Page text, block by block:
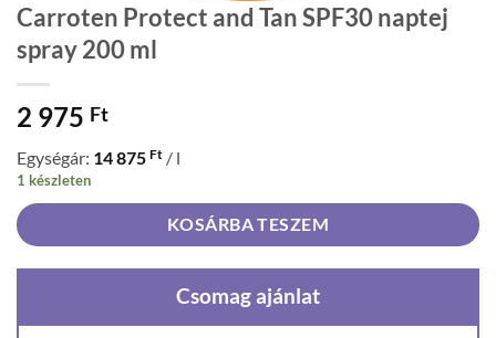
Carroten Protect and Tan SPF30 naptej
spray 200 ml
2 975 Ft
Egységár: 14 875 Ft / l
1 készleten
KOSÁRBA TESZEM
Csomag ajánlat